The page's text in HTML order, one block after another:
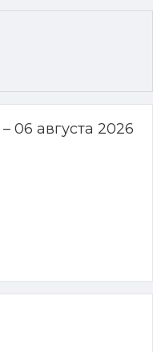
06 августа 2026